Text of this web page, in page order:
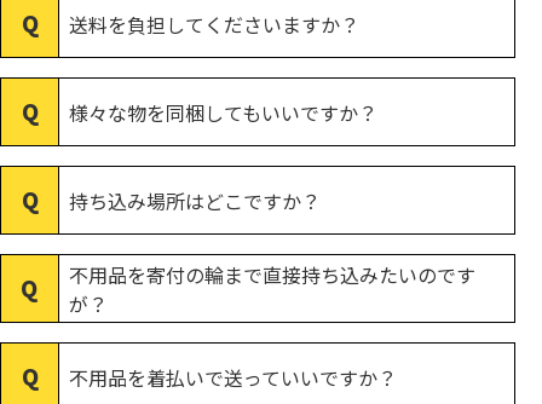
送料を負担してくださいますか？
様々な物を同梱してもいいですか？
持ち込み場所はどこですか？
不用品を寄付の輪まで直接持ち込みたいのです
が？
不用品を着払いで送っていいですか？